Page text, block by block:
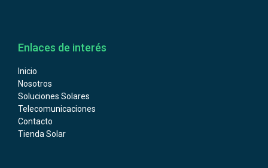
Enlaces de interés
Inicio
Nosotros
Soluciones Solares
Telecomunicaciones
Contacto
Tienda Solar